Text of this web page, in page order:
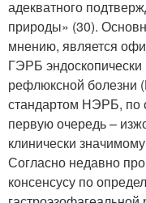
адекватного
природы» (30).
мнению, является
ГЭРБ эндоскопически
рефлюксной болезни
стандартом НЭРБ, по
первую очередь –
клинически
Согласно недавно
консенсусу по